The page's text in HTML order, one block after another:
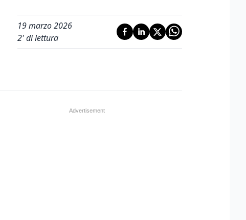
19 marzo 2026
2' di lettura